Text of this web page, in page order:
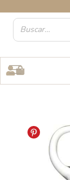
contenido